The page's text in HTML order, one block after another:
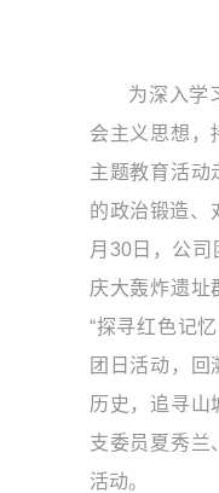
为深入学
会主义思想，
主题教育活动
的政治锻造、
月30日，公
庆大轰炸遗址
“探寻红色记
团日活动，回
历史，追寻山
支委员夏秀兰
活动。